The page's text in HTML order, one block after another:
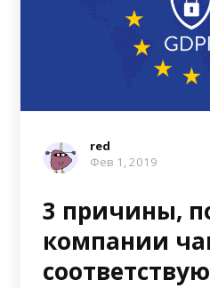
red
Фев 1, 2019
3 причины,
компании